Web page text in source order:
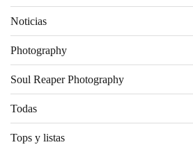
Noticias
Photography
Soul Reaper Photography
Todas
Tops y listas